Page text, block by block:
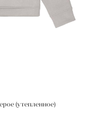
(утепленное)